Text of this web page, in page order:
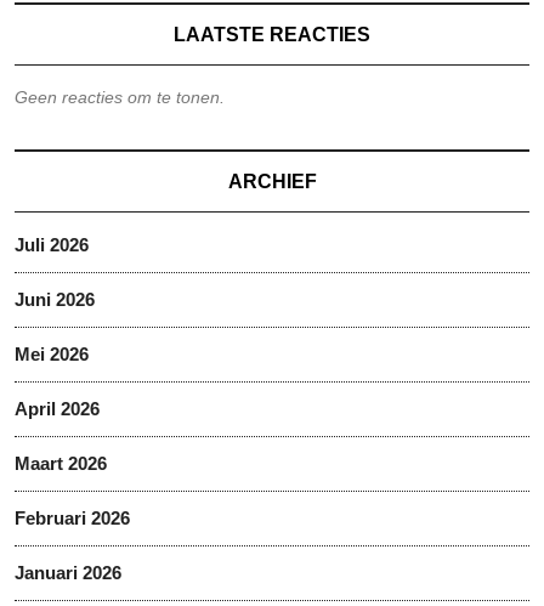
LAATSTE REACTIES
Geen reacties om te tonen.
ARCHIEF
Juli 2026
Juni 2026
Mei 2026
April 2026
Maart 2026
Februari 2026
Januari 2026